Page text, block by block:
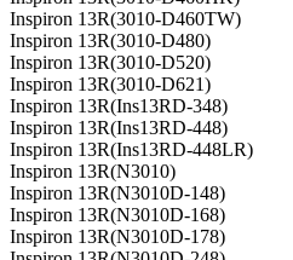
Inspiron 13R(3010-D460TW)
Inspiron 13R(3010-D480)
Inspiron 13R(3010-D520)
Inspiron 13R(3010-D621)
Inspiron 13R(Ins13RD-348)
Inspiron 13R(Ins13RD-448)
Inspiron 13R(Ins13RD-448LR)
Inspiron 13R(N3010)
Inspiron 13R(N3010D-148)
Inspiron 13R(N3010D-168)
Inspiron 13R(N3010D-178)